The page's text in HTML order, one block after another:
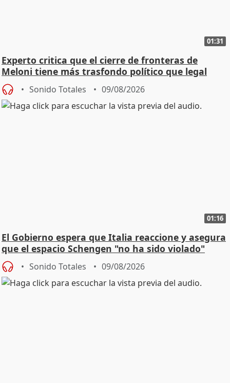
01:31
Experto critica que el cierre de fronteras de
Meloni tiene más trasfondo político que legal
Sonido Totales 09/08/2026
01:16
El Gobierno espera que Italia reaccione y asegura
que el espacio Schengen "no ha sido violado"
Sonido Totales 09/08/2026